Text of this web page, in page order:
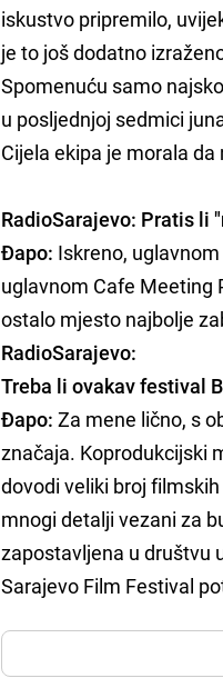
iskustvo pripremilo,
je to još dodatno
Spomenuću samo
u posljednjoj sedmici
Cijela ekipa je morala
RadioSarajevo: Pratis li
Đapo: Iskreno,
uglavnom Cafe Meeting
ostalo mjesto najbolje
RadioSarajevo:
Treba li ovakav festival
Đapo:Za mene lično, s
značaja. Koprodukcijski
dovodi veliki broj
mnogi detalji vezani za
zapostavljena u društvu
Sarajevo Film Festival